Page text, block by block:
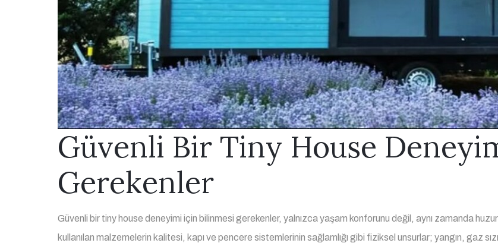
Güvenli Bir Tiny House
Gerekenler
Güvenli bir tiny house deneyimi için bilinmesi gerekenler, yalnızca yaşam konforunu değil, aynı zamanda huzurlu
kullanılan malzemelerin kalitesi, kapı ve pencere sistemlerinin sağlamlığı gibi fiziksel unsurlar; yangın, gaz